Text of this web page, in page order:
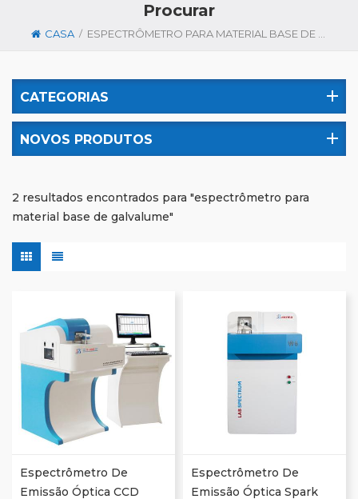
Procurar
CASA / ESPECTRÔMETRO PARA MATERIAL BASE DE GALVALUME
CATEGORIAS
NOVOS PRODUTOS
2 resultados encontrados para "espectrômetro para
material base de galvalume"
Espectrômetro De
Emissão Óptica CCD
Espectrômetro De
Emissão Óptica Spark